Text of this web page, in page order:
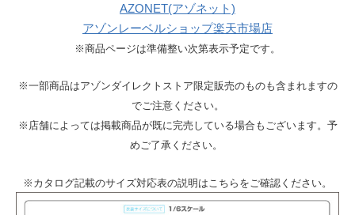
AZONET(アゾネット)
アゾンレーベルショップ楽天市場店
※商品ページは準備整い次第表示予定です。
※一部商品はアゾンダイレクトストア限定販売のものも含まれますの
でご注意ください。
※店舗によっては掲載商品が既に完売している場合もございます。予
めご了承ください。
※カタログ記載のサイズ対応表の説明はこちらをご確認ください。